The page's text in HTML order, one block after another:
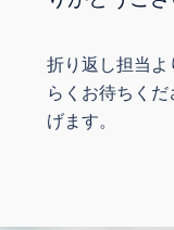
折り返し担当
らくお待ちく
げます。